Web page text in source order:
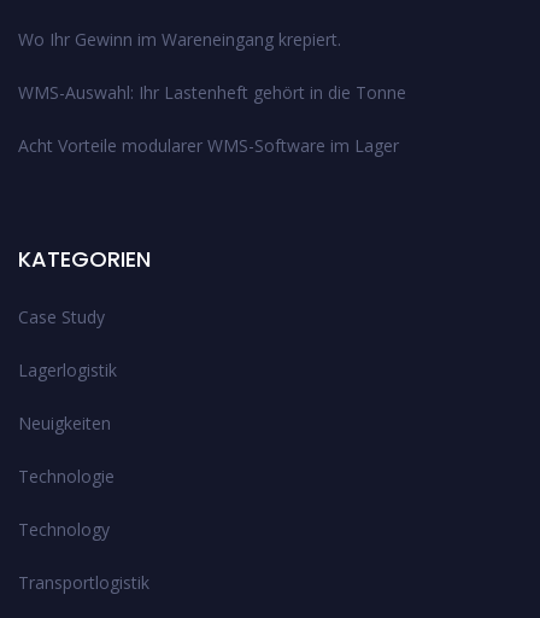
Wo Ihr Gewinn im Wareneingang krepiert.
WMS-Auswahl: Ihr Lastenheft gehört in die Tonne
Acht Vorteile modularer WMS-Software im Lager
KATEGORIEN
Case Study
Lagerlogistik
Neuigkeiten
Technologie
Technology
Transportlogistik